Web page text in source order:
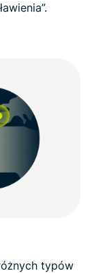
typów